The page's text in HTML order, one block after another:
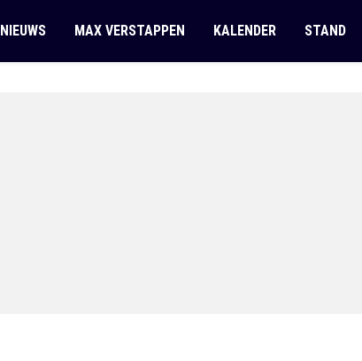
MAX VERSTAPPEN KALENDER STAND